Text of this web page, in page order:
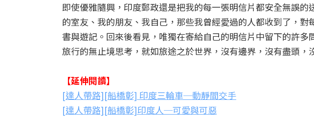
即使優雅隨興，印度郵政還是把我的每一張明信片都安全無誤
的室友、我的朋友、我自己，那些我曾經愛過的人都收到了，
書與遊記。回來後看見，唯獨在寄給自己的明信片中留下的許
旅行的無止境思考，就如旅途之於世界，沒有邊界，沒有盡頭，
【延伸閱讀】
[達人帶路][船橋彰] 印度三輪車─動靜間交手
[達人帶路][船橋彰]印度人─可愛與可惡